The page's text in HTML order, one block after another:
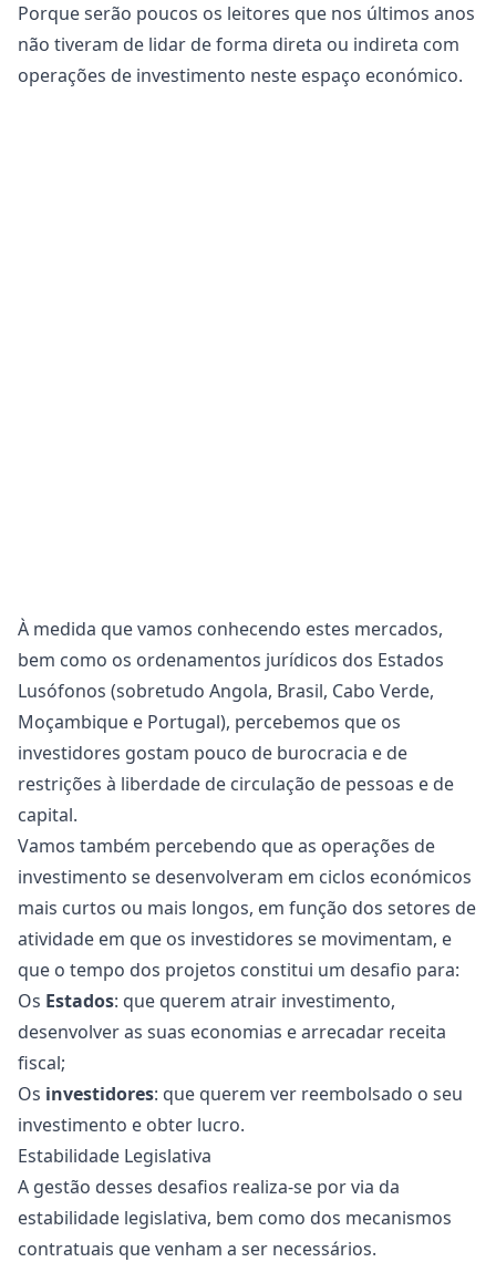
Porque serão poucos os leitores que nos últimos anos
não tiveram de lidar de forma direta ou indireta com
operações de investimento neste espaço económico.
À medida que vamos conhecendo estes mercados,
bem como os ordenamentos jurídicos dos Estados
Lusófonos (sobretudo Angola, Brasil, Cabo Verde,
Moçambique e Portugal), percebemos que os
investidores gostam pouco de burocracia e de
restrições à liberdade de circulação de pessoas e de
capital.
Vamos também percebendo que as operações de
investimento se desenvolveram em ciclos económicos
mais curtos ou mais longos, em função dos setores de
atividade em que os investidores se movimentam, e
que o tempo dos projetos constitui um desafio para:
Os Estados: que querem atrair investimento,
desenvolver as suas economias e arrecadar receita
fiscal;
Os investidores: que querem ver reembolsado o seu
investimento e obter lucro.
Estabilidade Legislativa
A gestão desses desafios realiza-se por via da
estabilidade legislativa, bem como dos mecanismos
contratuais que venham a ser necessários.